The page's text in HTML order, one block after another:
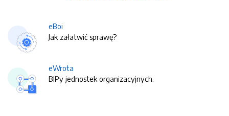
eBoi
Jak załatwić sprawę?
eWrota
BIPy jednostek organizacyjnych.